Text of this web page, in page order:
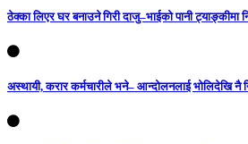
ठेक्का लिएर घर बनाउने गिरी दाजु–भाईको पानी ट्याङ्कीमा
अस्थायी, करार कर्मचारीले भने– आन्दोलनलाई भोलिदेखि नै